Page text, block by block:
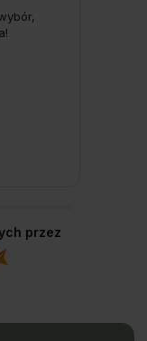
przez